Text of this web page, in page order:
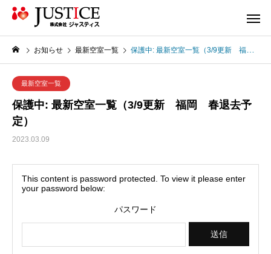
お知らせ 最新空室一覧 保護中: 最新空室一覧（3/9更新 福岡 春退去予定）
最新空室一覧
保護中: 最新空室一覧（3/9更新 福岡 春退去予
定）
2023.03.09
This content is password protected. To view it please enter
your password below:
パスワード